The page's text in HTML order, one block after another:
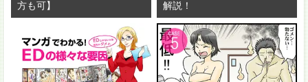
方も可】
解説！